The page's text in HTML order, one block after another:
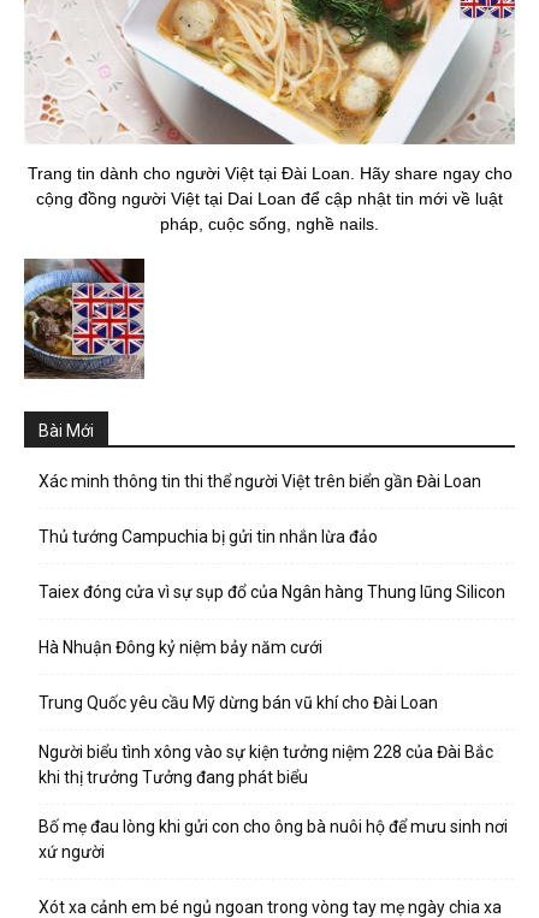
Trang tin dành cho người Việt tại Đài Loan. Hãy share ngay cho
cộng đồng người Việt tại Dai Loan để cập nhật tin mới về luật
pháp, cuộc sống, nghề nails.
Bài Mới
Xác minh thông tin thi thể người Việt trên biển gần Đài Loan
Thủ tướng Campuchia bị gửi tin nhắn lừa đảo
Taiex đóng cửa vì sự sụp đổ của Ngân hàng Thung lũng Silicon
Hà Nhuận Đông kỷ niệm bảy năm cưới
Trung Quốc yêu cầu Mỹ dừng bán vũ khí cho Đài Loan
Người biểu tình xông vào sự kiện tưởng niệm 228 của Đài Bắc
khi thị trưởng Tưởng đang phát biểu
Bố mẹ đau lòng khi gửi con cho ông bà nuôi hộ để mưu sinh nơi
xứ người
Xót xa cảnh em bé ngủ ngoan trong vòng tay mẹ ngày chia xa